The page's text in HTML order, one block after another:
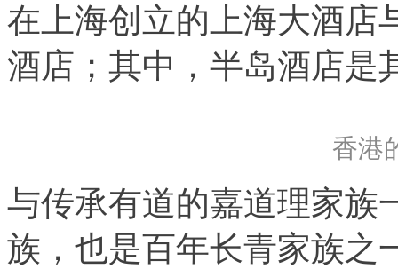
在上海创立的上海大酒店
酒店；其中，半岛酒店是
香港
与传承有道的嘉道理家族
族，也是百年长青家族之